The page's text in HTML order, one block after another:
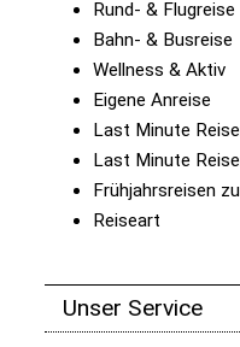
Rund- & Flugreise
Bahn- & Busreise
Wellness & Aktiv
Eigene Anreise
Last Minute
Last Minute
Frühjahrsreisen
Reiseart
Unser Service